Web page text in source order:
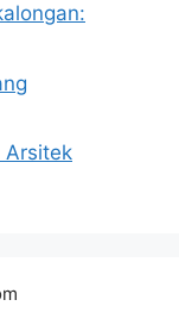
Arsitek